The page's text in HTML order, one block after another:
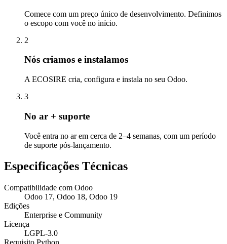
Comece com um preço único de desenvolvimento. Definimos
o escopo com você no início.
2
Nós criamos e instalamos
A ECOSIRE cria, configura e instala no seu Odoo.
3
No ar + suporte
Você entra no ar em cerca de 2–4 semanas, com um período
de suporte pós-lançamento.
Especificações Técnicas
Compatibilidade com Odoo
Odoo 17, Odoo 18, Odoo 19
Edições
Enterprise e Community
Licença
LGPL-3.0